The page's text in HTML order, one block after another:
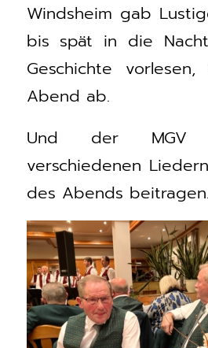
Windsheim gab
bis spät in die
Geschichte
Abend ab.
Und der MGV
verschiedenen
des Abends beitragen.